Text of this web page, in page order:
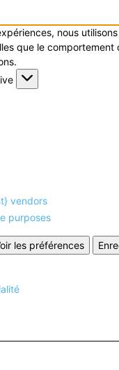
nous
que le
vendors
purposes
les préférences